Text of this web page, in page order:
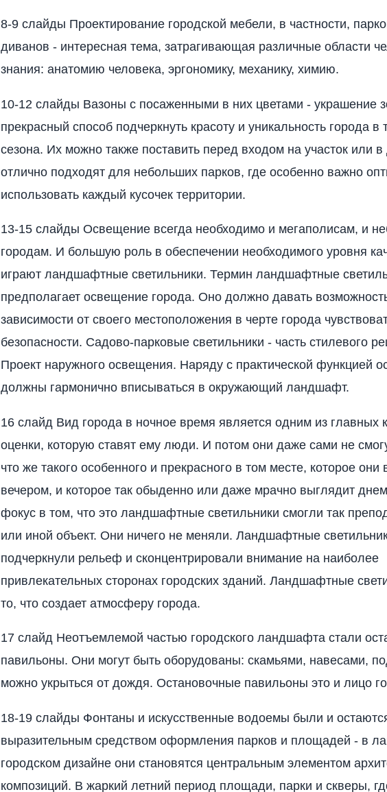
8-9 слайды Проектирование городской мебели, в частности,
диванов - интересная тема, затрагивающая различные области
знания: анатомию человека, эргономику, механику, химию.
10-12 слайды Вазоны с посаженными в них цветами - украшение
прекрасный способ подчеркнуть красоту и уникальность города в
сезона. Их можно также поставить перед входом на участок или
отлично подходят для небольших парков, где особенно важно
использовать каждый кусочек территории.
13-15 слайды Освещение всегда необходимо и мегаполисам, и
городам. И большую роль в обеспечении необходимого уровня
играют ландшафтные светильники. Термин ландшафтные
предполагает освещение города. Оно должно давать
зависимости от своего местоположения в черте города
безопасности. Садово-парковые светильники - часть стилевого
Проект наружного освещения. Наряду с практической функцией
должны гармонично вписываться в окружающий ландшафт.
16 слайд Вид города в ночное время является одним из главных
оценки, которую ставят ему люди. И потом они даже сами не
что же такого особенного и прекрасного в том месте, которое они
вечером, и которое так обыденно или даже мрачно выглядит
фокус в том, что это ландшафтные светильники смогли так
или иной объект. Они ничего не меняли. Ландшафтные
подчеркнули рельеф и сконцентрировали внимание на наиболее
привлекательных сторонах городских зданий. Ландшафтные
то, что создает атмосферу города.
17 слайд Неотъемлемой частью городского ландшафта стали
павильоны. Они могут быть оборудованы: скамьями, навесами,
можно укрыться от дождя. Остановочные павильоны это и лицо
18-19 слайды Фонтаны и искусственные водоемы были и
выразительным средством оформления парков и площадей - в
городском дизайне они становятся центральным элементом
композиций. В жаркий летний период площади, парки и скверы,